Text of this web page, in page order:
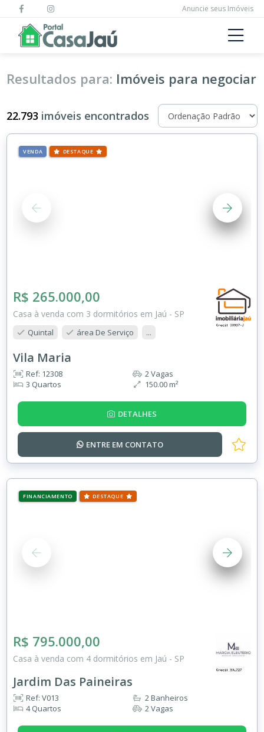
Anuncie seus Imóveis
Resultados para: Imóveis para negociar
22.793 imóveis encontrados
VENDA DESTAQUE
R$ 265.000,00
Casa à venda com 3 dormitórios em Jaú - SP
Quintal área De Serviço ...
Vila Maria
Ref: 12308
3 Quartos
2 Vagas
150.00 m²
DETALHES
ENTRE EM CONTATO
FINANCIAMENTO DESTAQUE
R$ 795.000,00
Casa à venda com 4 dormitórios em Jaú - SP
Jardim Das Paineiras
Ref: V013
4 Quartos
2 Banheiros
2 Vagas